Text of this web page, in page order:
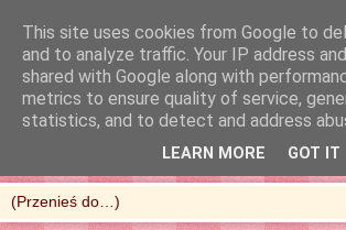
R'n'G Kitchen
This site uses cookies from Google to
and to analyze traffic. Your IP address
shared with Google along with
metrics to ensure quality of service,
statistics, and to detect and address
LEARN MORE GOT IT